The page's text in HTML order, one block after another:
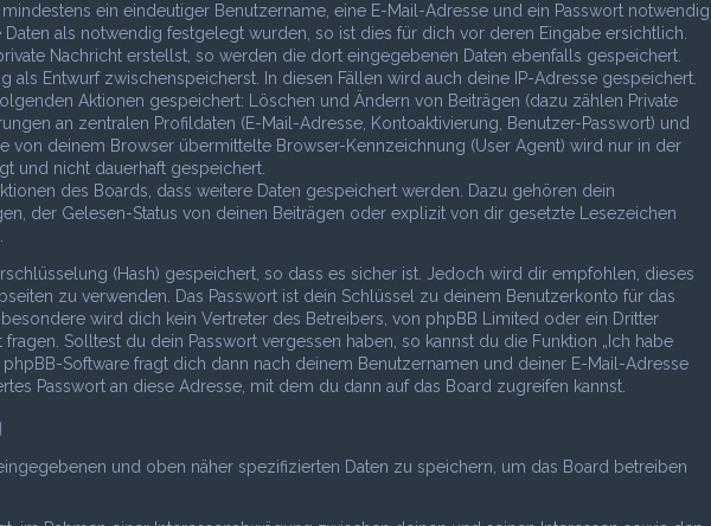
ein eindeutiger Benutzername, eine E-Mail-Adresse und ein Passwort notwendig.
als notwendig festgelegt wurden, so ist dies für dich vor deren Eingabe ersichtlich.
Nachricht erstellst, so werden die dort eingegebenen Daten ebenfalls gespeichert.
als Entwurf zwischenspeicherst. In diesen Fällen wird auch deine IP-Adresse gespeichert.
Aktionen gespeichert: Löschen und Ändern von Beiträgen (dazu zählen Private
an zentralen Profildaten (E-Mail-Adresse, Kontoaktivierung, Benutzer-Passwort) und
von deinem Browser übermittelte Browser-Kennzeichnung (User Agent) wird nur in der
und nicht dauerhaft gespeichert.
des Boards, dass weitere Daten gespeichert werden. Dazu gehören dein
der Gelesen-Status von deinen Beiträgen oder explizit von dir gesetzte Lesezeichen
(Hash) gespeichert, so dass es sicher ist. Jedoch wird dir empfohlen, dieses
zu verwenden. Das Passwort ist dein Schlüssel zu deinem Benutzerkonto für das
wird dich kein Vertreter des Betreibers, von phpBB Limited oder ein Dritter
Solltest du dein Passwort vergessen haben, so kannst du die Funktion „Ich habe
Software fragt dich dann nach deinem Benutzernamen und deiner E-Mail-Adresse
Passwort an diese Adresse, mit dem du dann auf das Board zugreifen kannst.
und oben näher spezifizierten Daten zu speichern, um das Board betreiben